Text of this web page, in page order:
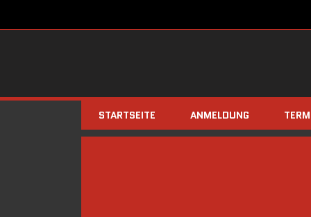
STARTSEITE ANMELDUNG